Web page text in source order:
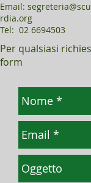
Email:
rdia.org
Tel: 02 6694503
Per qualsiasi
form